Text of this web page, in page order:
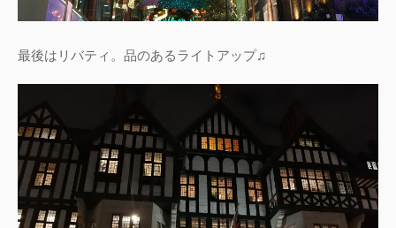
最後はリバティ。品のあるライトアップ♫